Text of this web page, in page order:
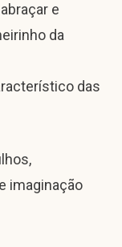
e
da
das
imaginação